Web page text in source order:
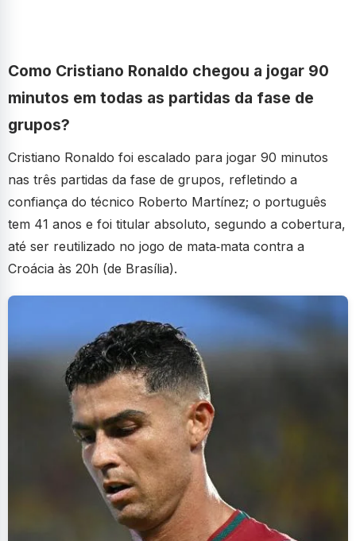
Como Cristiano Ronaldo chegou a jogar 90
minutos em todas as partidas da fase de
grupos?
Cristiano Ronaldo foi escalado para jogar 90 minutos
nas três partidas da fase de grupos, refletindo a
confiança do técnico Roberto Martínez; o português
tem 41 anos e foi titular absoluto, segundo a cobertura,
até ser reutilizado no jogo de mata‑mata contra a
Croácia às 20h (de Brasília).